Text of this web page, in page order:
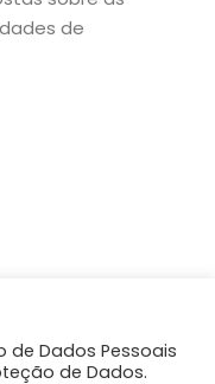
de
Dados Pessoais
de Dados.